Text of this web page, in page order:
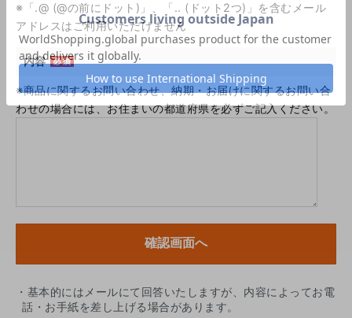
※「.@ (@の前にドット)」、「.. (ドット2つ)」を含むメール
アドレスはご利用いただけません
内容
※商品に関するお問い合わせ、納期・お届けに関するお問い合
わせの場合には、お住まいの都道府県を必ずご記入ください。
・基本的にはメールにて回答いたしますが、内容によってお電
話・お手紙を差し上げる場合があります。